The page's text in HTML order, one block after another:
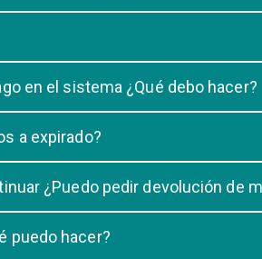
en el sistema ¿Qué debo hacer?
se registró su pago.
a expirado?
¿Puedo pedir devolución de
puedo hacer?